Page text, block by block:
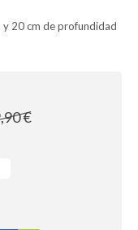
y 20 cm de profundidad
€